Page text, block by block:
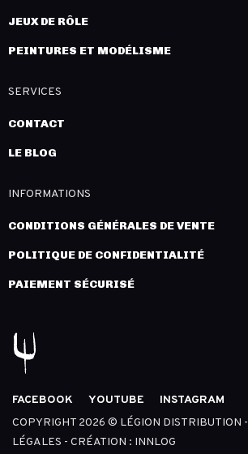
JEUX DE RÔLE
PEINTURES ET MODÉLISME
SERVICES
CONTACT
LE BLOG
INFORMATIONS
CONDITIONS GÉNÉRALES DE VENTE
POLITIQUE DE CONFIDENTIALITÉ
PAIEMENT SÉCURISÉ
FACEBOOK YOUTUBE
INSTAGRAM
COPYRIGHT 2026 © LÉGION DISTRIBUTION -
LÉGALES - CRÉATION : INNLOG